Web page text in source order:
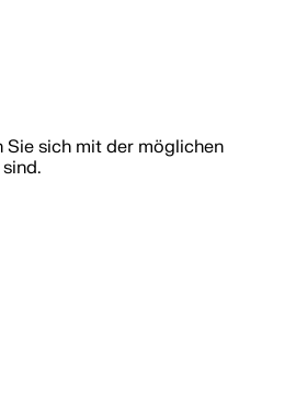
Sie sich mit der möglichen